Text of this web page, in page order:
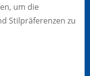
um die
Stilpräferenzen zu